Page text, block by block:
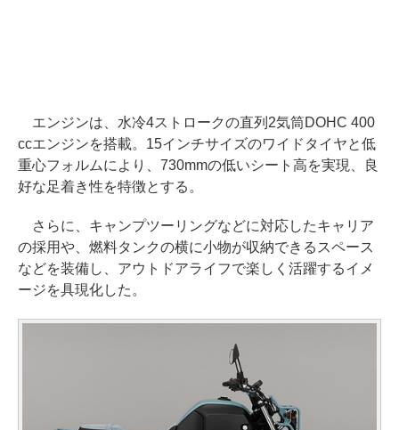
エンジンは、水冷4ストロークの直列2気筒DOHC 400
ccエンジンを搭載。15インチサイズのワイドタイヤと低
重心フォルムにより、730mmの低いシート高を実現、良
好な足着き性を特徴とする。
さらに、キャンプツーリングなどに対応したキャリア
の採用や、燃料タンクの横に小物が収納できるスペース
などを装備し、アウトドアライフで楽しく活躍するイメ
ージを具現化した。